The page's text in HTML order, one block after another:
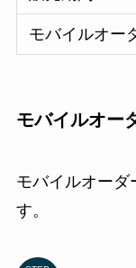
モバイルオー
モバイルオー
モバイルオーダ
す。